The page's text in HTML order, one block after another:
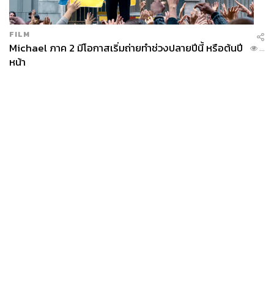
FILM
Michael ภาค 2 มีโอกาสเริ่มถ่ายทำช่วงปลายปีนี้ หรือต้นปี
หน้า
...